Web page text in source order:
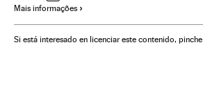
Brasil
Planeta Futuro
Mais informações
Si está interesado en licenciar este contenido, pinche